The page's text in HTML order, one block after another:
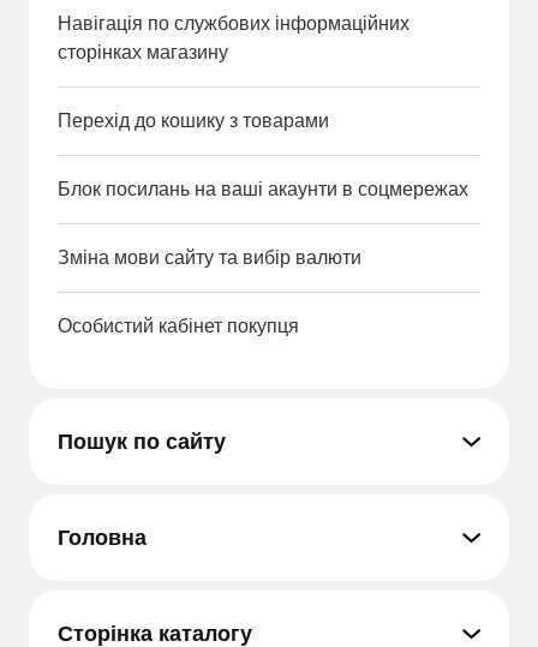
Навігація по службових інформаційних
сторінках магазину
Перехід до кошику з товарами
Блок посилань на ваші акаунти в соцмережах
Зміна мови сайту та вибір валюти
Особистий кабінет покупця
Пошук по сайту
Головна
Сторінка каталогу